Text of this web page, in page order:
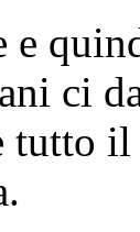
e
ci
tutto